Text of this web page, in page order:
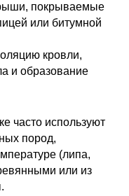
покрываемые
или битумной
кровли,
и образование
часто используют
пород,
(липа,
или из